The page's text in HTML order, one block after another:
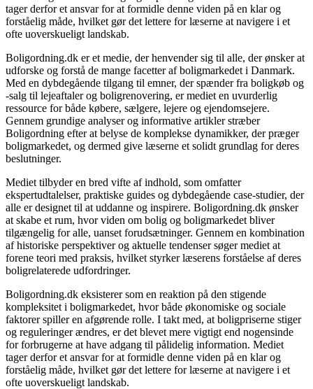
tager derfor et ansvar for at formidle denne viden på en klar og
forståelig måde, hvilket gør det lettere for læserne at navigere i et
ofte uoverskueligt landskab.
Boligordning.dk er et medie, der henvender sig til alle, der ønsker at
udforske og forstå de mange facetter af boligmarkedet i Danmark.
Med en dybdegående tilgang til emner, der spænder fra boligkøb og
-salg til lejeaftaler og boligrenovering, er mediet en uvurderlig
ressource for både købere, sælgere, lejere og ejendomsejere.
Gennem grundige analyser og informative artikler stræber
Boligordning efter at belyse de komplekse dynamikker, der præger
boligmarkedet, og dermed give læserne et solidt grundlag for deres
beslutninger.
Mediet tilbyder en bred vifte af indhold, som omfatter
ekspertudtalelser, praktiske guides og dybdegående case-studier, der
alle er designet til at uddanne og inspirere. Boligordning.dk ønsker
at skabe et rum, hvor viden om bolig og boligmarkedet bliver
tilgængelig for alle, uanset forudsætninger. Gennem en kombination
af historiske perspektiver og aktuelle tendenser søger mediet at
forene teori med praksis, hvilket styrker læserens forståelse af deres
boligrelaterede udfordringer.
Boligordning.dk eksisterer som en reaktion på den stigende
kompleksitet i boligmarkedet, hvor både økonomiske og sociale
faktorer spiller en afgørende rolle. I takt med, at boligpriserne stiger
og reguleringer ændres, er det blevet mere vigtigt end nogensinde
for forbrugerne at have adgang til pålidelig information. Mediet
tager derfor et ansvar for at formidle denne viden på en klar og
forståelig måde, hvilket gør det lettere for læserne at navigere i et
ofte uoverskueligt landskab.